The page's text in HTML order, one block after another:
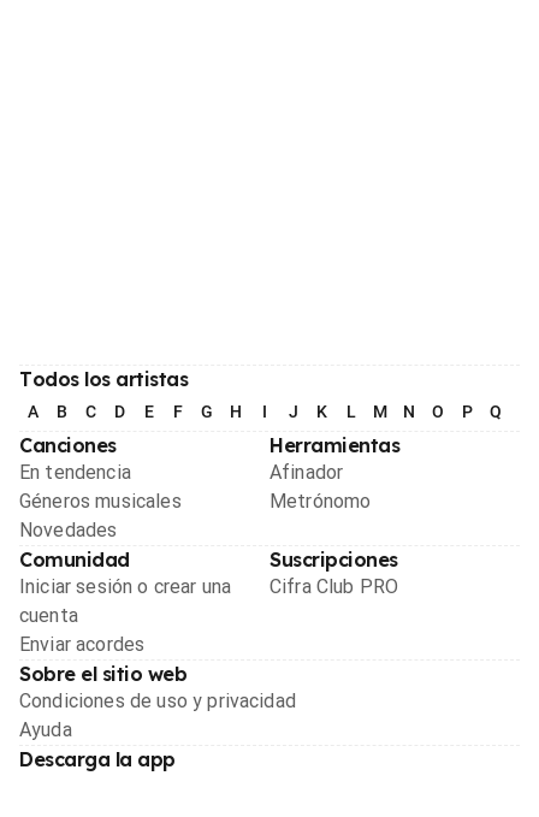
Todos los artistas
A B C D E F G H I J K L M N O P Q
Canciones
En tendencia
Géneros musicales
Novedades
Herramientas
Afinador
Metrónomo
Comunidad
Iniciar sesión o crear una
cuenta
Enviar acordes
Suscripciones
Cifra Club PRO
Sobre el sitio web
Condiciones de uso y privacidad
Ayuda
Descarga la app